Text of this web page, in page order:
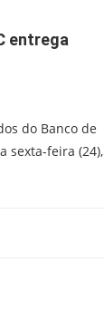
entrega
do Banco de
sexta-feira (24),